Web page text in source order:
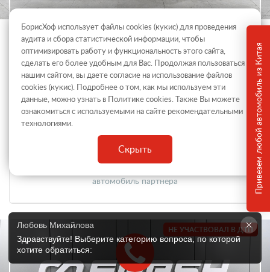
Skoda Rapid
Лифтбек, Автомат, Бензин инжектор, Передний
привод
1 489 000 ₽
ГОД ВЫПУСКА
2019
ПРОБЕГ
67 456 км
ОБЪЕМ
автомобиль партнера
НЕ УЧАСТВОВАЛ В ДТП
Привезем любой автомобиль из Китая
БорисХоф использует файлы cookies (кукиc) для проведения
аудита и сбора статистической информации, чтобы
оптимизировать работу и функциональность этого сайта,
сделать его более удобным для Вас. Продолжая пользоваться
нашим сайтом, вы даете согласие на использование файлов
cookies (кукиc). Подробнее о том, как мы используем эти
данные, можно узнать в Политикеcookies. Также Вы можете
ознакомиться с используемыми на сайте рекомендательными
технологиями.
Скрыть
Любовь Михайлова
Здравствуйте! Выберите категорию вопроса, по которой
хотите обратиться: